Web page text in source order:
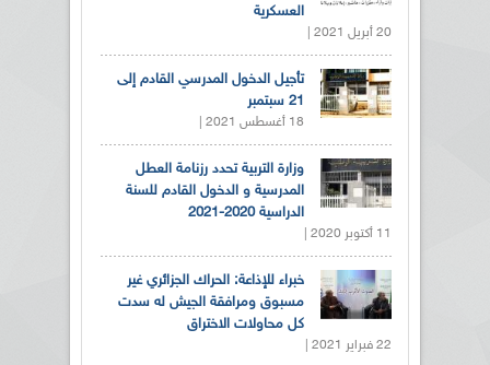
العسكرية
20 أبريل 2021 |
تأجيل الدخول المدرسي القادم إلى
21 سبتمبر
18 أغسطس 2021 |
وزارة التربية تحدد رزنامة العطل
المدرسية و الدخول القادم للسنة
الدراسية 2020-2021
11 أكتوبر 2020 |
خبراء للإذاعة: الحراك الجزائري غير
مسبوق ومرافقة الجيش له سدت
كل محاولات الاختراق
22 فبراير 2021 |